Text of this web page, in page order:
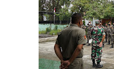
Tumpeng Nasi Krawu
Gresik ke Panggung Dunia